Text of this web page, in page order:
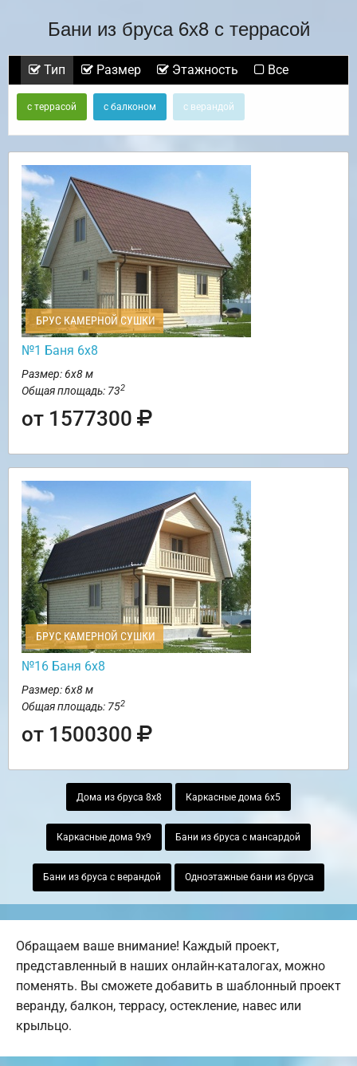
Бани из бруса 6х8 с террасой
Тип Размер Этажность Все
с террасой с балконом с верандой
БРУС КАМЕРНОЙ СУШКИ
№1 Баня 6х8
Размер: 6х8 м
Общая площадь: 732
от 1577300
БРУС КАМЕРНОЙ СУШКИ
№16 Баня 6х8
Размер: 6х8 м
Общая площадь: 752
от 1500300
Дома из бруса 8х8 Каркасные дома 6х5
Каркасные дома 9х9 Бани из бруса с мансардой
Бани из бруса с верандой Одноэтажные бани из бруса
Обращаем ваше внимание! Каждый проект,
представленный в наших онлайн-каталогах, можно
поменять. Вы сможете добавить в шаблонный проект
веранду, балкон, террасу, остекление, навес или
крыльцо.